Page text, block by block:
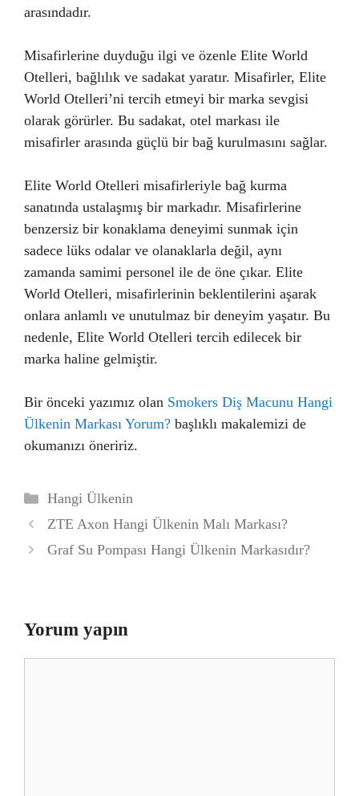
arasındadır.
Misafirlerine duyduğu ilgi ve özenle Elite World
Otelleri, bağlılık ve sadakat yaratır. Misafirler, Elite
World Otelleri’ni tercih etmeyi bir marka sevgisi
olarak görürler. Bu sadakat, otel markası ile
misafirler arasında güçlü bir bağ kurulmasını sağlar.
Elite World Otelleri misafirleriyle bağ kurma
sanatında ustalaşmış bir markadır. Misafirlerine
benzersiz bir konaklama deneyimi sunmak için
sadece lüks odalar ve olanaklarla değil, aynı
zamanda samimi personel ile de öne çıkar. Elite
World Otelleri, misafirlerinin beklentilerini aşarak
onlara anlamlı ve unutulmaz bir deneyim yaşatır. Bu
nedenle, Elite World Otelleri tercih edilecek bir
marka haline gelmiştir.
Bir önceki yazımız olan Smokers Diş Macunu Hangi
Ülkenin Markası Yorum? başlıklı makalemizi de
okumanızı öneririz.
Kategoriler
Hangi Ülkenin
ZTE Axon Hangi Ülkenin Malı Markası?
Graf Su Pompası Hangi Ülkenin Markasıdır?
Yorum yapın